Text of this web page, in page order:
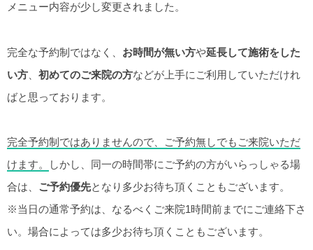
メニュー内容が少し変更されました。
完全な予約制ではなく、 お時間が無い方や延長して施術をした
い方
初めてのご来院の方などが上手にご利用していただけれ
ばと思っております。
完全予約制ではありませんので、ご予約無しでもご来院いただ
けます。
しかし、同一の時間帯にご予約の方がいらっしゃる場
合は、 ご予約優先となり多少お待ち頂くこともございます。
※当日の通常予約は、なるべくご来院1時間前までにご連絡下さ
い。場合によっては多少お待ち頂くこともございます。